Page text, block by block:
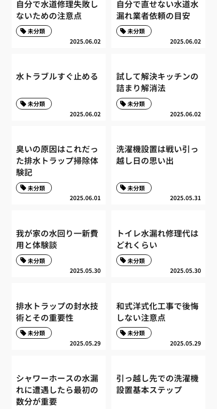
自分で水道修理失敗し
ないための注意点
2025.06.02
未分類
自分で直せない水道水
漏れ業者依頼の目安
2025.06.02
未分類
水トラブルすぐ止める
2025.06.02
未分類
試して解決キッチンの
詰まり解消法
2025.06.02
未分類
臭いの原因はこれだっ
た排水トラップ掃除体
験記
2025.06.01
未分類
洗濯機設置は戦い引っ
越し日の思い出
2025.05.31
未分類
我が家の水回り一新費
用と体験談
2025.05.30
未分類
トイレ水漏れ修理代は
どれくらい
2025.05.30
未分類
排水トラップの封水技
術とその重要性
2025.05.29
未分類
和式洋式化工事で後悔
しない注意点
2025.05.29
未分類
シャワーホースの水漏
れに遭遇したら最初の
数分が重要
引っ越し先での洗濯機
設置基本ステップ